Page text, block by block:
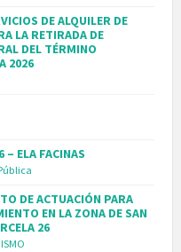
DE ALQUILER DE
LA RETIRADA DE
DEL TÉRMINO
2026
– ELA FACINAS
DE ACTUACIÓN PARA
EN LA ZONA DE SAN
26